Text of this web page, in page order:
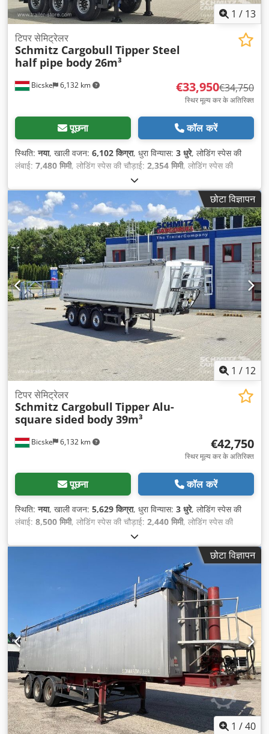
1 / 13
Bicske 6,132 km
टिपर सेमिट्रेलर
Schmitz Cargobull Tipper Steel
half pipe body 26m³
€33,950€34,750
स्थिर मूल्य कर के अतिरिक्त
पूछना कॉल करें
स्थिति:नया, खाली वजन: 6,102 किग्रा, धुरा विन्यास: 3 धुरे, लोडिंग स्पेस की
लंबाई: 7,480 मिमी, लोडिंग स्पेस की चौड़ाई: 2,354 मिमी, लोडिंग स्पेस की
, लोडिंग स्पेस वॉल्यूम:
आकार:385/65 R22,5, निर्माण वर्ष:2026, उपकरण:एबीएस,
छोटा विज्ञापन
1 / 12
Bicske 6,132 km
टिपर सेमिट्रेलर
Schmitz Cargobull Tipper Alu-
square sided body 39m³
€42,750
स्थिर मूल्य कर के अतिरिक्त
पूछना कॉल करें
स्थिति:नया, खाली वजन: 5,629 किग्रा, धुरा विन्यास: 3 धुरे, लोडिंग स्पेस की
लंबाई: 8,500 मिमी, लोडिंग स्पेस की चौड़ाई: 2,440 मिमी, लोडिंग स्पेस की
, लोडिंग स्पेस वॉल्यूम:
आकार:385/65 R22,5, निर्माण वर्ष:2026, उपकरण:एबीएस,
छोटा विज्ञापन
1 /40